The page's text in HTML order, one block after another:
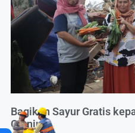
Bagikan Sayur Gratis
Cianjur